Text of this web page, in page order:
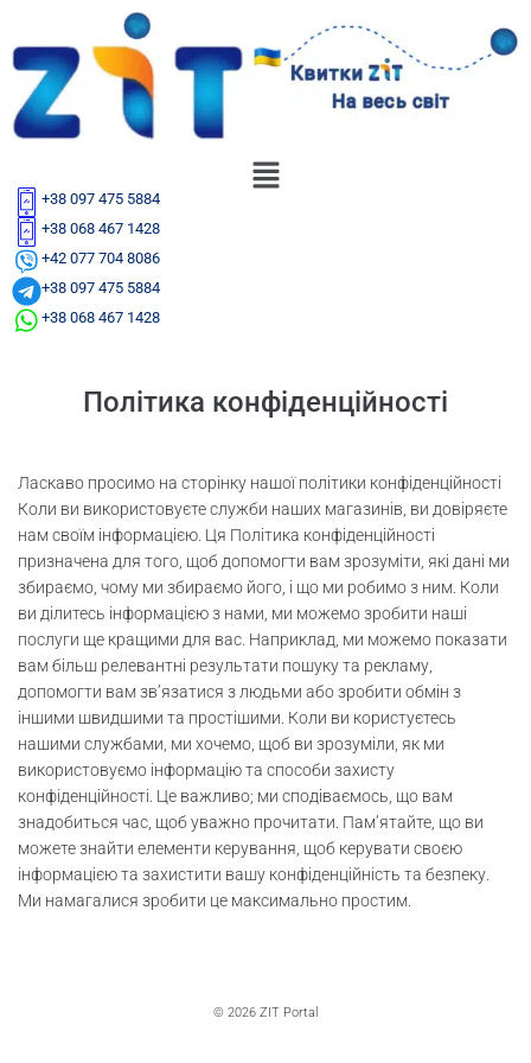
+38 097 475 5884
+38 068 467 1428
+42 077 704 8086
+38 097 475 5884
+38 068 467 1428
Політика конфіденційності
Ласкаво просимо на сторінку нашої політики конфіденційності
Коли ви використовуєте служби наших магазинів, ви довіряєте
нам своїм інформацією. Ця Політика конфіденційності
призначена для того, щоб допомогти вам зрозуміти, які дані ми
збираємо, чому ми збираємо його, і що ми робимо з ним. Коли
ви ділитесь інформацією з нами, ми можемо зробити наші
послуги ще кращими для вас. Наприклад, ми можемо показати
вам більш релевантні результати пошуку та рекламу,
допомогти вам зв’язатися з людьми або зробити обмін з
іншими швидшими та простішими. Коли ви користуєтесь
нашими службами, ми хочемо, щоб ви зрозуміли, як ми
використовуємо інформацію та способи захисту
конфіденційності. Це важливо; ми сподіваємось, що вам
знадобиться час, щоб уважно прочитати. Пам’ятайте, що ви
можете знайти елементи керування, щоб керувати своєю
інформацією та захистити вашу конфіденційність та безпеку.
Ми намагалися зробити це максимально простим.
© 2026 ZIT Portal